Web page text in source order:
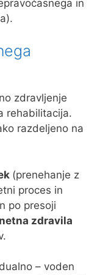
in
zdravljenje
rehabilitacija.
razdeljeno na
(prenehanje z
proces in
po presoji
zdravila
– voden